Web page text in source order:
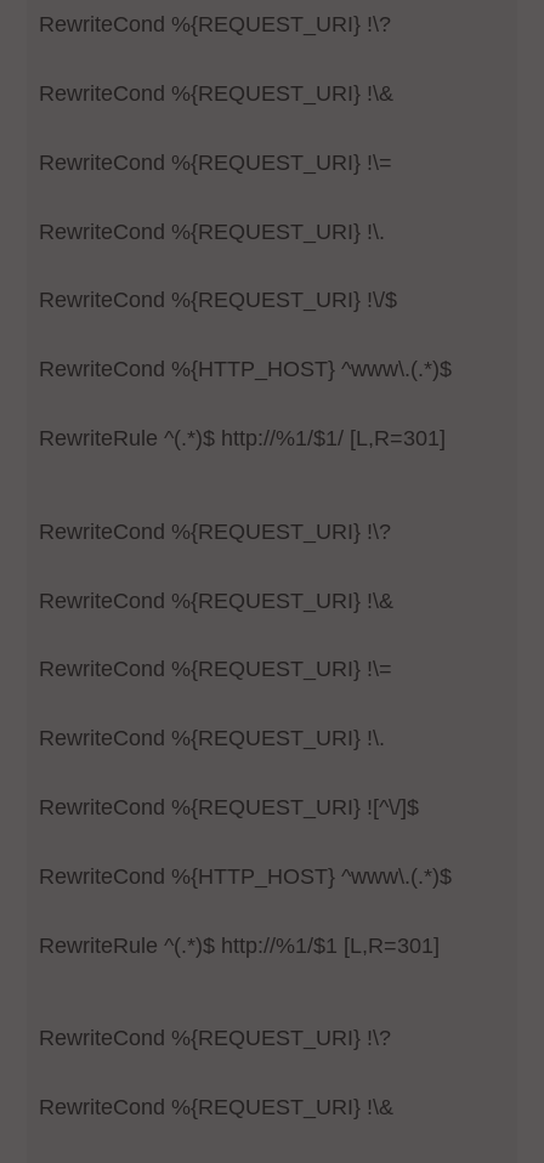
RewriteCond %{REQUEST_URI} !\?
RewriteCond %{REQUEST_URI} !\&
RewriteCond %{REQUEST_URI} !\=
RewriteCond %{REQUEST_URI} !\.
RewriteCond %{REQUEST_URI} !\/$
RewriteCond %{HTTP_HOST} ^www\.(.*)$
RewriteRule ^(.*)$ http://%1/$1/ [L,R=301]
RewriteCond %{REQUEST_URI} !\?
RewriteCond %{REQUEST_URI} !\&
RewriteCond %{REQUEST_URI} !\=
RewriteCond %{REQUEST_URI} !\.
RewriteCond %{REQUEST_URI} ![^\/]$
RewriteCond %{HTTP_HOST} ^www\.(.*)$
RewriteRule ^(.*)$ http://%1/$1 [L,R=301]
RewriteCond %{REQUEST_URI} !\?
RewriteCond %{REQUEST_URI} !\&